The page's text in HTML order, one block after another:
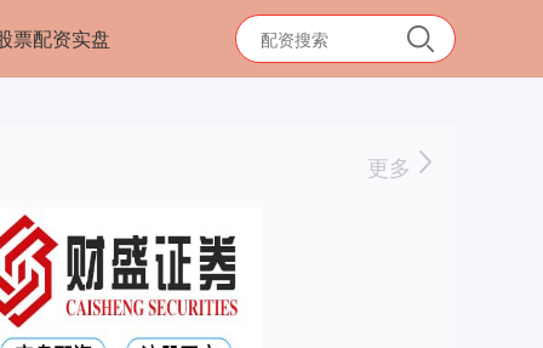
票配资实盘
更多